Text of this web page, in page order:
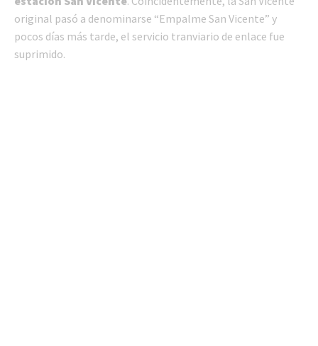
original pasó a denominarse “Empalme San Vicente” y
pocos días más tarde, el servicio tranviario de enlace fue
suprimido.